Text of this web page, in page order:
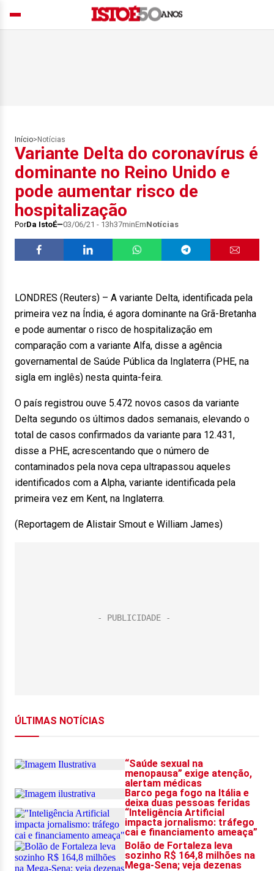
Início> Notícias
Variante Delta do coronavírus é
dominante no Reino Unido e
pode aumentar risco de
hospitalização
PorDa IstoÉ 03/06/21 - 13h37minEmNotícias
LONDRES (Reuters) – A variante Delta, identificada pela
primeira vez na Índia, é agora dominante na Grã-Bretanha
e pode aumentar o risco de hospitalização em
comparação com a variante Alfa, disse a agência
governamental de Saúde Pública da Inglaterra (PHE, na
sigla em inglês) nesta quinta-feira.
O país registrou ouve 5.472 novos casos da variante
Delta segundo os últimos dados semanais, elevando o
total de casos confirmados da variante para 12.431,
disse a PHE, acrescentando que o número de
contaminados pela nova cepa ultrapassou aqueles
identificados com a Alpha, variante identificada pela
primeira vez em Kent, na Inglaterra.
(Reportagem de Alistair Smout e William James)